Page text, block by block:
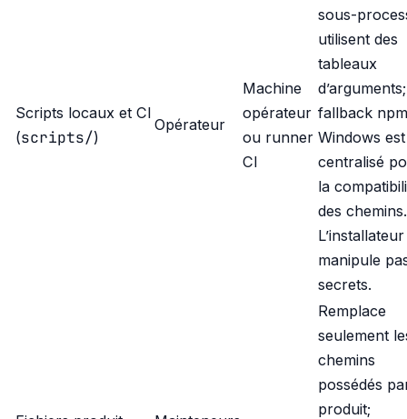
Scripts locaux et CI
(scripts/)
Opérateur
Machine
opérateur
ou runner
CI
sous-
utilisent des
tableaux
fallback npm
Windows est
centralisé
la
des chemins.
manipule
secrets.
Remplace
seulement
chemins
possédés
produit;